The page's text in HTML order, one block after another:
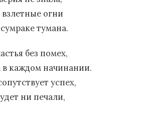
огни
тумана.
без помех,
каждом начинании.
успех,
ни печали,